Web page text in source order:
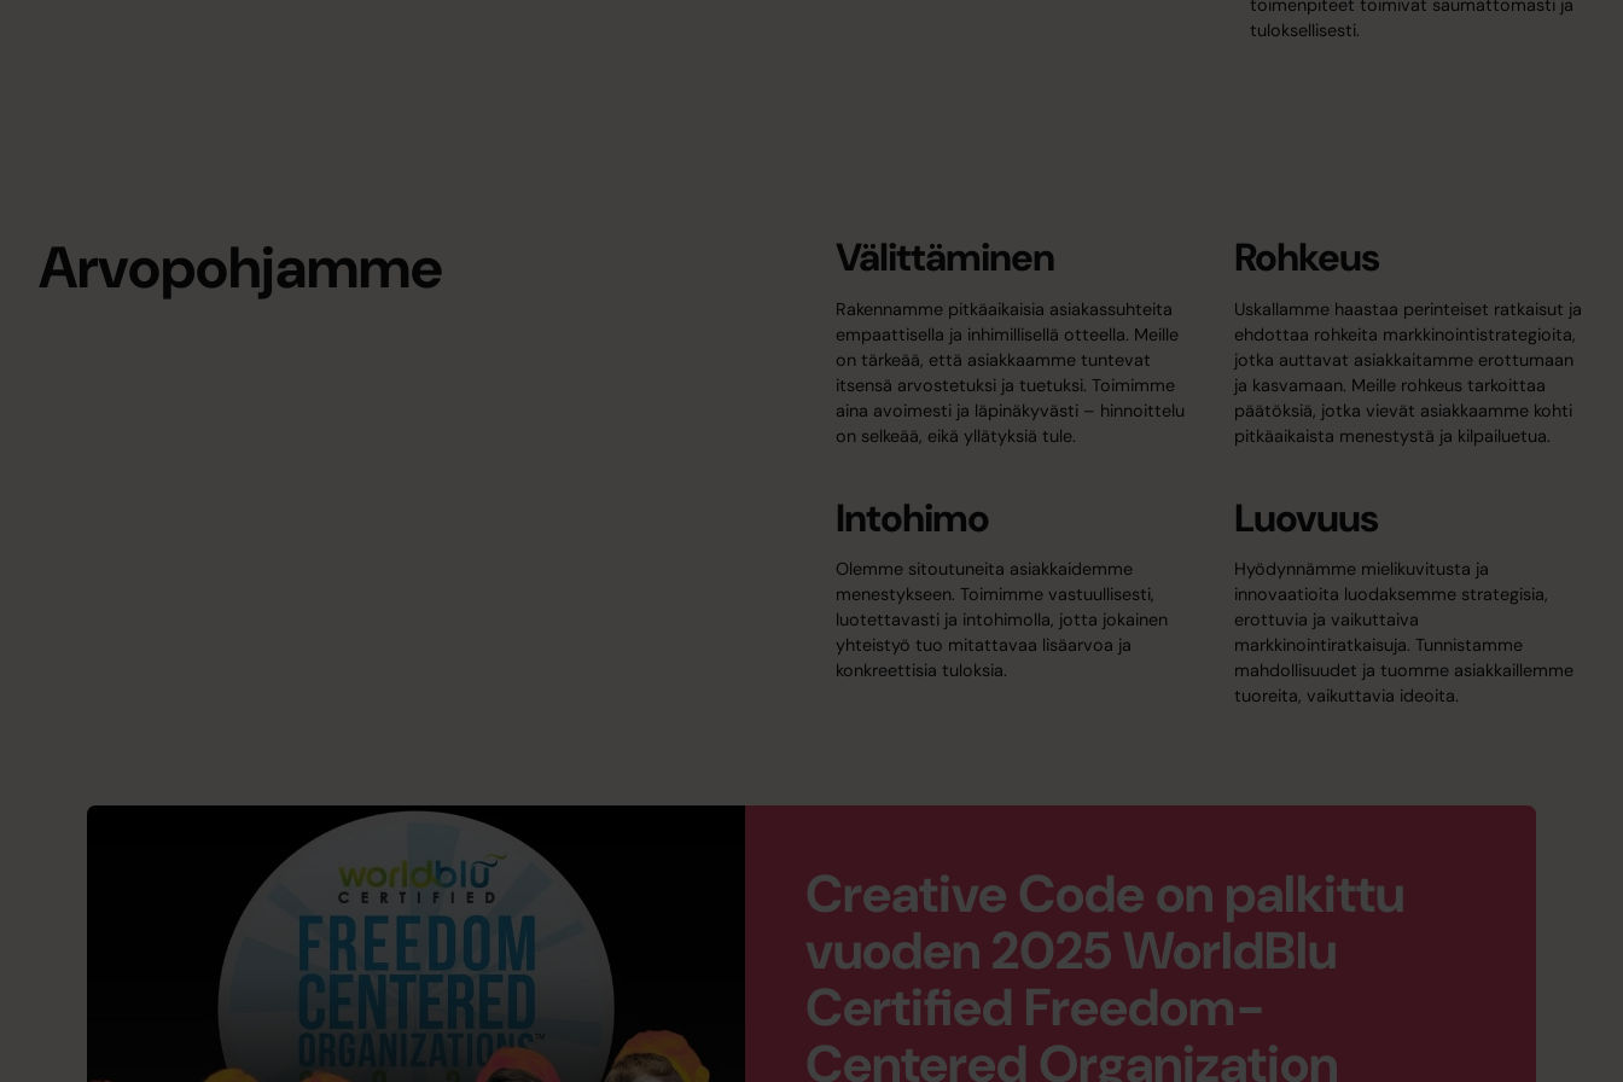
toimenpiteet toimivat saumattomasti ja
tuloksellisesti.
Arvopohjamme Välittäminen
Rakennamme pitkäaikaisia asiakassuhteita
empaattisella ja inhimillisellä otteella. Meille
on tärkeää, että asiakkaamme tuntevat
itsensä arvostetuksi ja tuetuksi. Toimimme
aina avoimesti ja läpinäkyvästi – hinnoittelu
on selkeää, eikä yllätyksiä tule.
Rohkeus
Uskallamme haastaa perinteiset ratkaisut ja
ehdottaa rohkeita markkinointistrategioita,
jotka auttavat asiakkaitamme erottumaan
ja kasvamaan. Meille rohkeus tarkoittaa
päätöksiä, jotka vievät asiakkaamme kohti
pitkäaikaista menestystä ja kilpailuetua.
Intohimo
Olemme sitoutuneita asiakkaidemme
menestykseen. Toimimme vastuullisesti,
luotettavasti ja intohimolla, jotta jokainen
yhteistyö tuo mitattavaa lisäarvoa ja
konkreettisia tuloksia.
Luovuus
Hyödynnämme mielikuvitusta ja
innovaatioita luodaksemme strategisia,
erottuvia ja vaikuttaiva
markkinointiratkaisuja. Tunnistamme
mahdollisuudet ja tuomme asiakkaillemme
tuoreita, vaikuttavia ideoita.
Creative Code on palkittu
vuoden 2025 WorldBlu
Certified Freedom-
Centered Organization